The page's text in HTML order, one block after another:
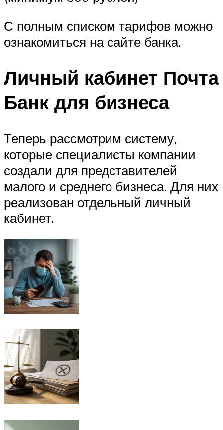
С полным списком тарифов можно
ознакомиться на сайте банка.
Личный кабинет Почта
Банк для бизнеса
Теперь рассмотрим систему,
которые специалисты компании
создали для представителей
малого и среднего бизнеса. Для них
реализован отдельный личный
кабинет.